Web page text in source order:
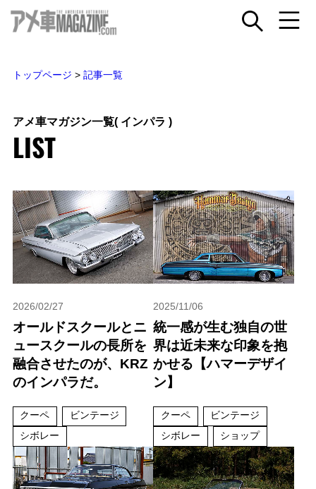
トップページ > 記事一覧
アメ車マガジン一覧( インパラ )
LIST
2026/02/27
オールドスクールとニ
ュースクールの長所を
融合させたのが、KRZ
のインパラだ。
クーペ
ビンテージ
シボレー
2025/11/06
統一感が生む独自の世
界は近未来な印象を抱
かせる【ハマーデザイ
ン】
クーペ
ビンテージ
シボレー
ショップ